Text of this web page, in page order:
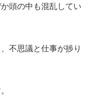
頭の中も混乱してい
不思議と仕事が捗り